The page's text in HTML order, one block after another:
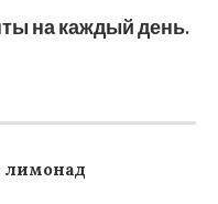
на каждый день.